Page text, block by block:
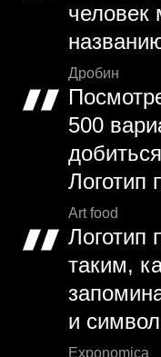
человек
Дробин
500
Логотип
Art food
Логотип
таким,
и
Exponomica